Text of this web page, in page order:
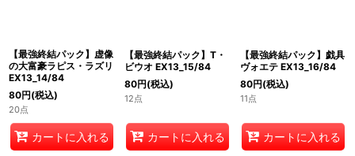
【最強終結パック】虚像
の大富豪ラピス・ラズリ
EX13_14/84
80円(税込)
20点
カートに入れる
【最強終結パック】T・
ビウオ EX13_15/84
80円(税込)
12点
カートに入れる
【最強終結パック】戯具
ヴォエテ EX13_16/84
80円(税込)
11点
カートに入れる